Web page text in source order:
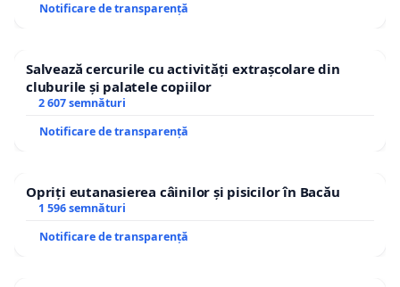
Notificare de transparență
Salvează cercurile cu activități extrașcolare din
cluburile și palatele copiilor
2 607 semnături
Notificare de transparență
Opriți eutanasierea câinilor și pisicilor în Bacău
1 596 semnături
Notificare de transparență